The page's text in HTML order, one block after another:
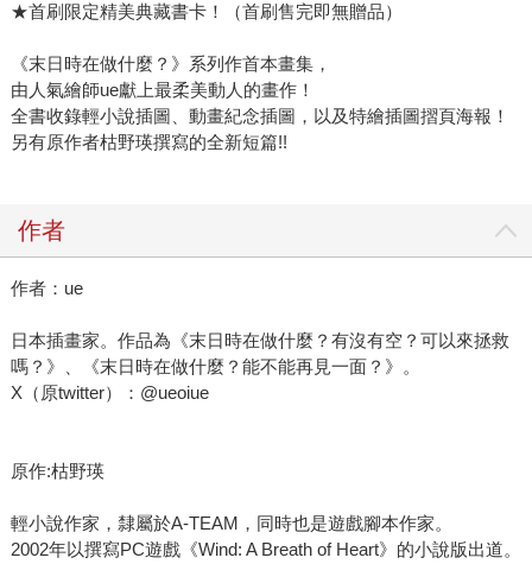
★首刷限定精美典藏書卡！（首刷售完即無贈品）
《末日時在做什麼？》系列作首本畫集，
由人氣繪師ue獻上最柔美動人的畫作！
全書收錄輕小說插圖、動畫紀念插圖，以及特繪插圖摺頁海報！
另有原作者枯野瑛撰寫的全新短篇!!
作者
作者：ue
日本插畫家。作品為《末日時在做什麼？有沒有空？可以來拯救
嗎？》、《末日時在做什麼？能不能再見一面？》。
X（原twitter）：@ueoiue
原作:枯野瑛
輕小說作家，隸屬於A-TEAM，同時也是遊戲腳本作家。
2002年以撰寫PC遊戲《Wind: A Breath of Heart》的小說版出道。